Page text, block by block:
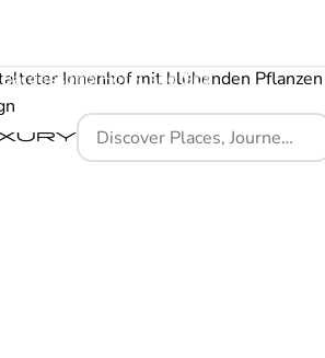
Bardessono Hotel and Spa